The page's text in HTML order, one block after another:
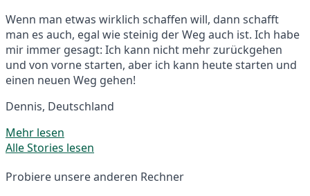
Wenn man etwas wirklich schaffen will, dann schafft
man es auch, egal wie steinig der Weg auch ist. Ich habe
mir immer gesagt: Ich kann nicht mehr zurückgehen
und von vorne starten, aber ich kann heute starten und
einen neuen Weg gehen!
Dennis, Deutschland
Mehr lesen
Alle Stories lesen
Probiere unsere anderen Rechner